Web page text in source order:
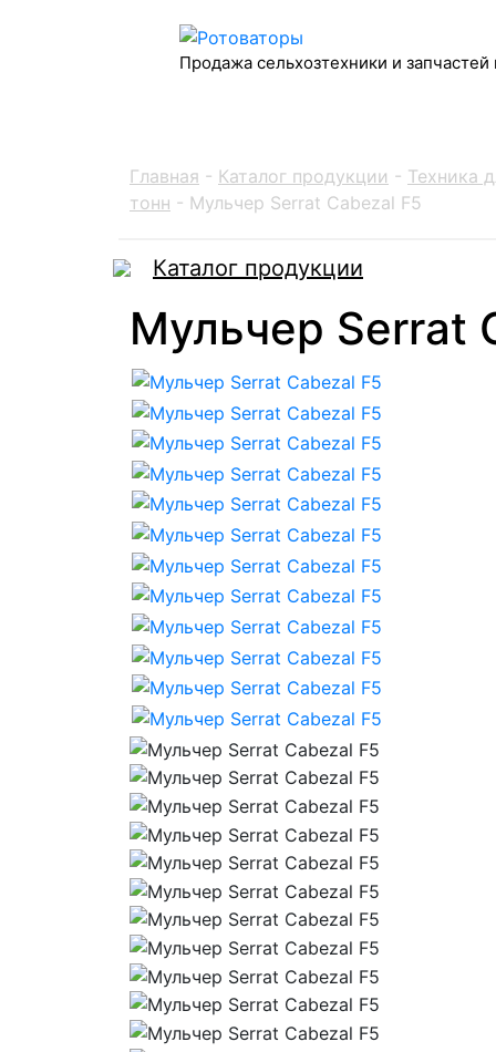
Продажа сельхозтехники и запчастей
Главная - Каталог продукции - Техника
тонн - Мульчер Serrat Cabezal F5
Каталог продукции
Мульчер Serrat